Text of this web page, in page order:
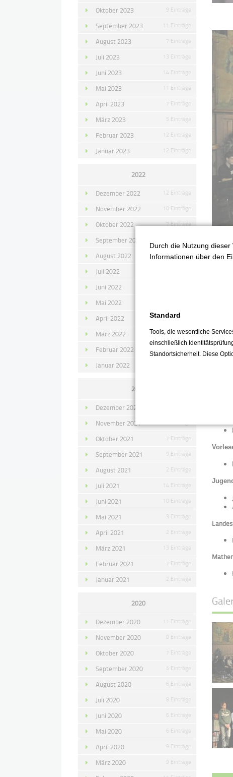
Oktober 2023 9 Einträge
September 2023 11 Einträge
August 2023 7 Einträge
Juli 2023 13 Einträge
Juni 2023 14 Einträge
Mai 2023 11 Einträge
April 2023 7 Einträge
März 2023 5 Einträge
Februar 2023 12 Einträge
Januar 2023 12 Einträge
2022
Dezember 2022 12 Einträge
November 2022 10 Einträge
Oktober 2022 7 Einträge
September 2022
August 2022 4 Einträge
Juli 2022
Juni 2022
Mai 2022
April 2022 8 Einträge
März 2022 15 Einträge
Februar 2022
Januar 2022
2021
Dezember 2021
November 2021
Oktober 2021 7 Einträge
September 2021 9 Einträge
August 2021 2 Einträge
Juli 2021 14 Einträge
Juni 2021 10 Einträge
Mai 2021 3 Einträge
April 2021 2 Einträge
März 2021 13 Einträge
Februar 2021 7 Einträge
Januar 2021 2 Einträge
2020
Dezember 2020 11 Einträge
November 2020 8 Einträge
Oktober 2020 7 Einträge
September 2020 5 Einträge
August 2020 6 Einträge
Juli 2020 8 Einträge
Juni 2020 6 Einträge
Mai 2020 6 Einträge
April 2020 9 Einträge
März 2020 9 Einträge
Durch die Nutzung
Informationen über den
Standard
Tools, die wesentliche
einschließlich
Standortsicherheit. Diese